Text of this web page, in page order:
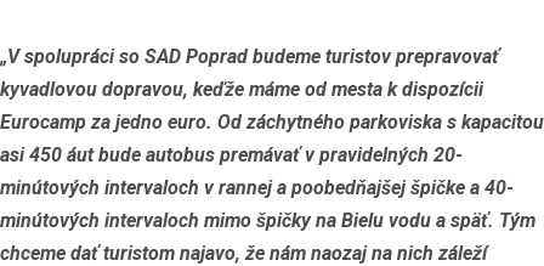
„V spolupráci so SAD Poprad budeme turistov prepravovať
kyvadlovou dopravou, keďže máme od mesta k dispozícii
Eurocamp za jedno euro. Od záchytného parkoviska s kapacitou
asi 450 áut bude autobus premávať v pravidelných 20-
minútových intervaloch v rannej a poobedňajšej špičke a 40-
minútových intervaloch mimo špičky na Bielu vodu a späť. Tým
chceme dať turistom najavo, že nám naozaj na nich záleží